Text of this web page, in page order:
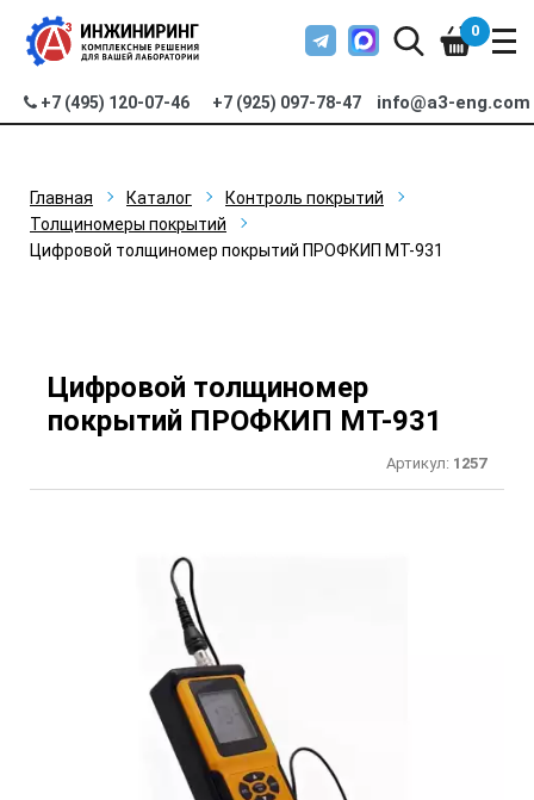
+7 (495) 120-07-46 +7 (925) 097-78-47 info@a3-eng.com
0
Главная Каталог
Контроль покрытий
Толщиномеры покрытий
Цифровой толщиномер покрытий ПРОФКИП МТ-931
Цифровой толщиномер
покрытий ПРОФКИП МТ-931
Артикул: 1257